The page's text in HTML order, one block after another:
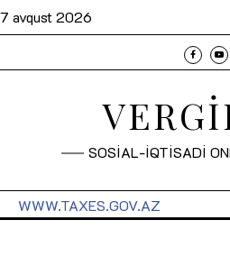
7 avqust 2026
SOSİAL-İQTİSADİ
WWW.TAXES.GOV.AZ